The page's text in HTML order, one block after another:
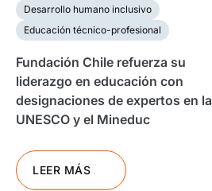
Desarrollo humano inclusivo
Educación técnico-profesional
Fundación Chile refuerza su
liderazgo en educación con
designaciones de expertos en la
UNESCO y el Mineduc
LEER MÁS